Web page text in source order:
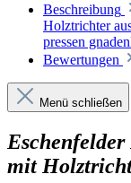
Beschreibung
Holztrichter
pressen
Bewertungen
Menü schließen
mit